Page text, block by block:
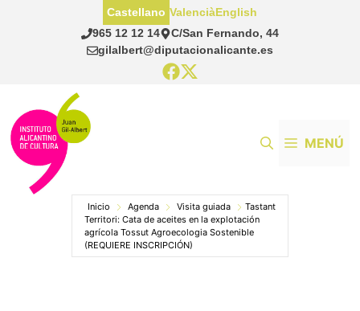
965 12 12 14
C/San Fernando, 44
gilalbert@diputacionalicante.es
Castellano ValenciàEnglish
MENÚ
Inicio Agenda Visita guiada
Tastant
Territori: Cata de aceites en la explotación
agrícola Tossut Agroecologia Sostenible
(REQUIERE INSCRIPCIÓN)